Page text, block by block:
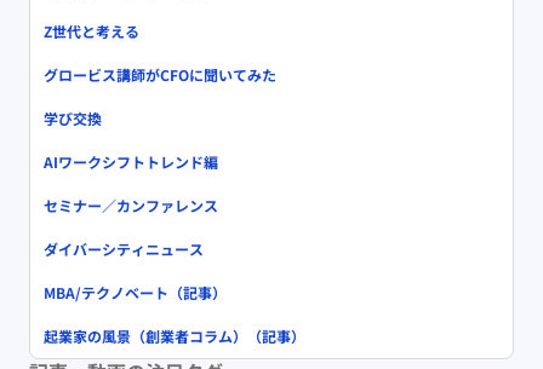
Z世代と考える
グロービス講師がCFOに聞いてみた
学び交換
AIワークシフトトレンド編
セミナー／カンファレンス
ダイバーシティニュース
MBA/テクノベート（記事）
起業家の風景（創業者コラム）（記事）